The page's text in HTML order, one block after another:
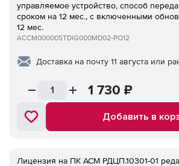
управляемое устройство, способ
сроком на 12 мес., с включенными
12 мес.
ACCM00000STDIG000MD02-PO12
Доставка на почту 11 августа или
1 730 ₽
Добавить в
Лицензия на ПК ACM РДЦП.10301-01